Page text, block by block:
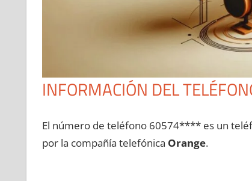
INFORMACIÓN DEL
El número dе teléfono 60574**** es un
pοr la compañía telefónica Orange.